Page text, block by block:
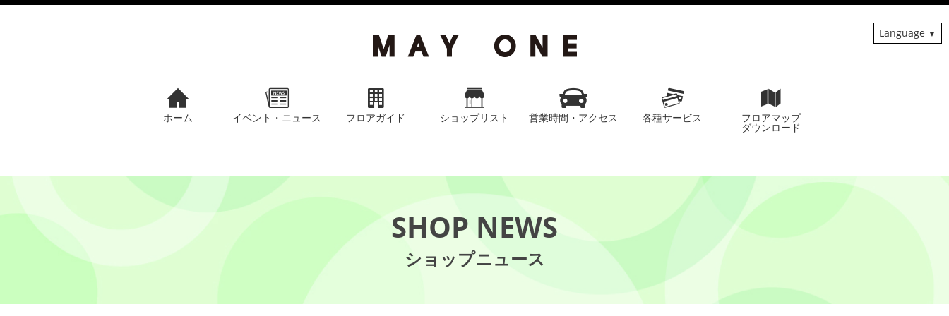
ホーム イベント・ニュース フロアガイド ショップリスト 営業時間・アクセス 各種サービス フロアマップ
ダウンロード
Language
SHOP NEWS